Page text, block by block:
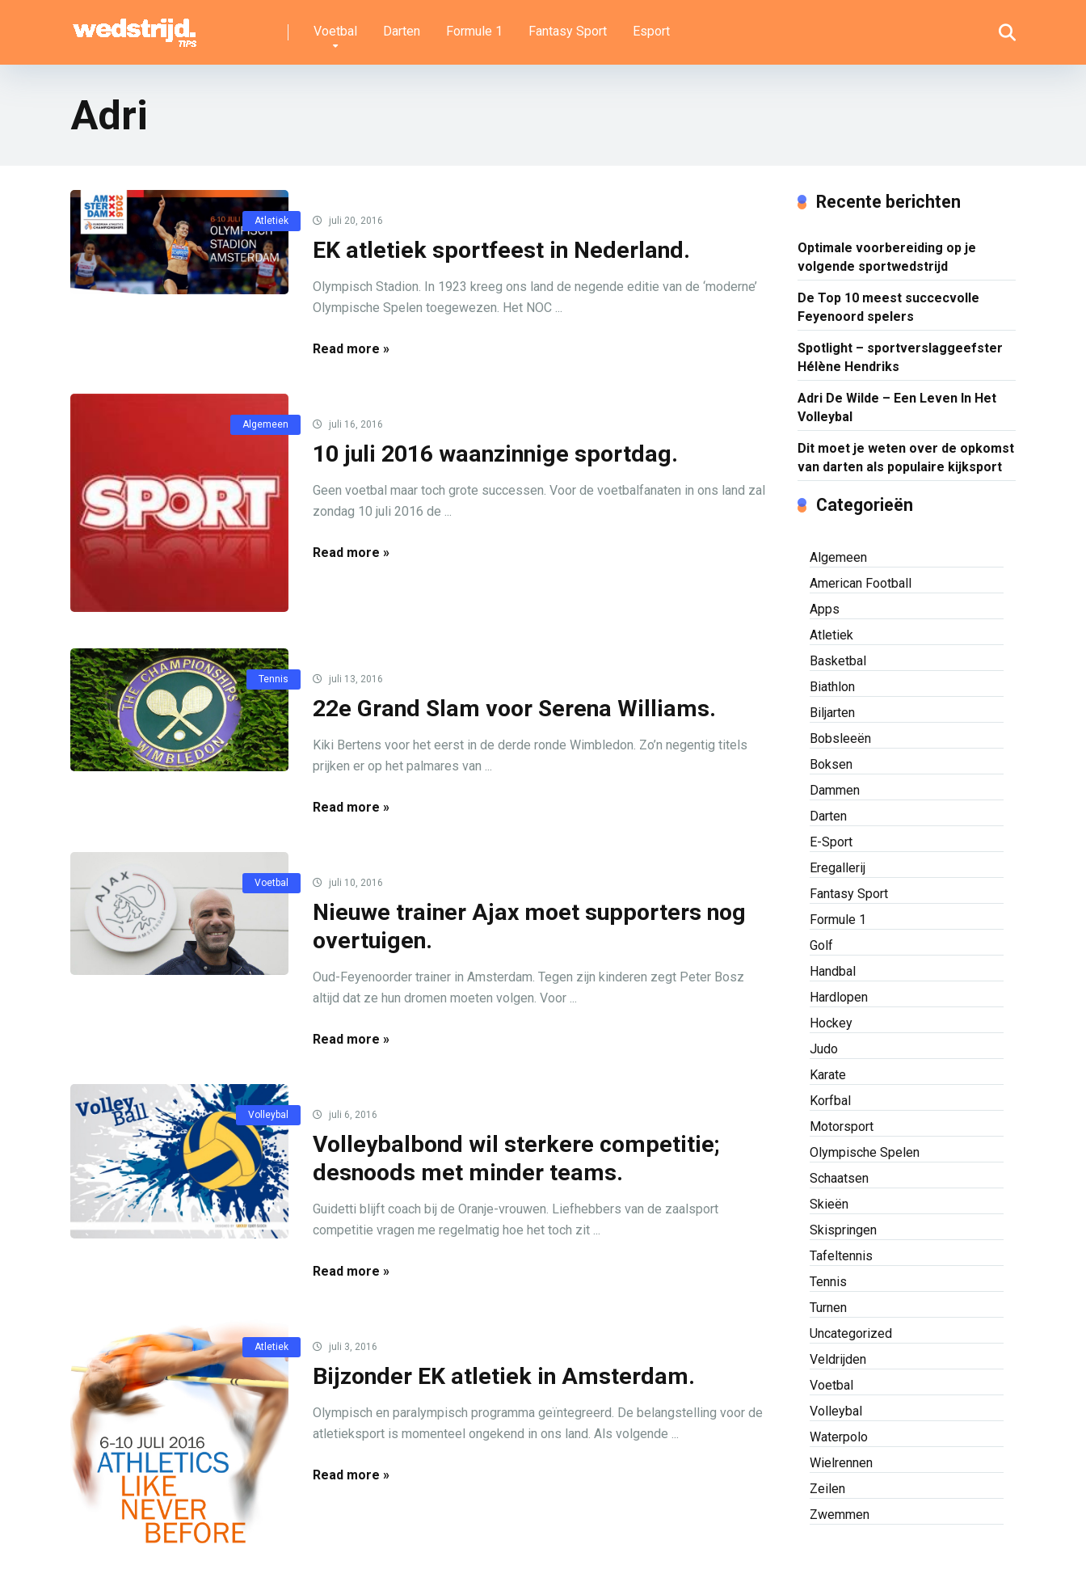
Voetbal Darten Formule 1 Fantasy Sport Esport
Adri
Atletiek juli 20, 2016
EK atletiek sportfeest in Nederland.
Olympisch Stadion. In 1923 kreeg ons land de negende editie van de ‘moderne’
Olympische Spelen toegewezen. Het NOC ...
Read more »
Algemeen juli 16, 2016
10 juli 2016 waanzinnige sportdag.
Geen voetbal maar toch grote successen. Voor de voetbalfanaten in ons land zal
zondag 10 juli 2016 de ...
Read more »
Tennis juli 13, 2016
22e Grand Slam voor Serena Williams.
Kiki Bertens voor het eerst in de derde ronde Wimbledon. Zo’n negentig titels
prijken er op het palmares van ...
Read more »
Voetbal juli 10, 2016
Nieuwe trainer Ajax moet supporters nog
overtuigen.
Oud-Feyenoorder trainer in Amsterdam. Tegen zijn kinderen zegt Peter Bosz
altijd dat ze hun dromen moeten volgen. Voor ...
Read more »
Volleybal juli 6, 2016
Volleybalbond wil sterkere competitie;
desnoods met minder teams.
Guidetti blijft coach bij de Oranje-vrouwen. Liefhebbers van de zaalsport
competitie vragen me regelmatig hoe het toch zit ...
Read more »
Atletiek juli 3, 2016
Bijzonder EK atletiek in Amsterdam.
Olympisch en paralympisch programma geïntegreerd. De belangstelling voor de
atletieksport is momenteel ongekend in ons land. Als volgende ...
Read more »
Recente berichten
Optimale voorbereiding op je
volgende sportwedstrijd
De Top 10 meest succecvolle
Feyenoord spelers
Spotlight – sportverslaggeefster
Hélène Hendriks
Adri De Wilde – Een Leven In Het
Volleybal
Dit moet je weten over de opkomst
van darten als populaire kijksport
Categorieën
Algemeen
American Football
Apps
Atletiek
Basketbal
Biathlon
Biljarten
Bobsleeën
Boksen
Dammen
Darten
E-Sport
Eregallerij
Fantasy Sport
Formule 1
Golf
Handbal
Hardlopen
Hockey
Judo
Karate
Korfbal
Motorsport
Olympische Spelen
Schaatsen
Skieën
Skispringen
Tafeltennis
Tennis
Turnen
Uncategorized
Veldrijden
Voetbal
Volleybal
Waterpolo
Wielrennen
Zeilen
Zwemmen